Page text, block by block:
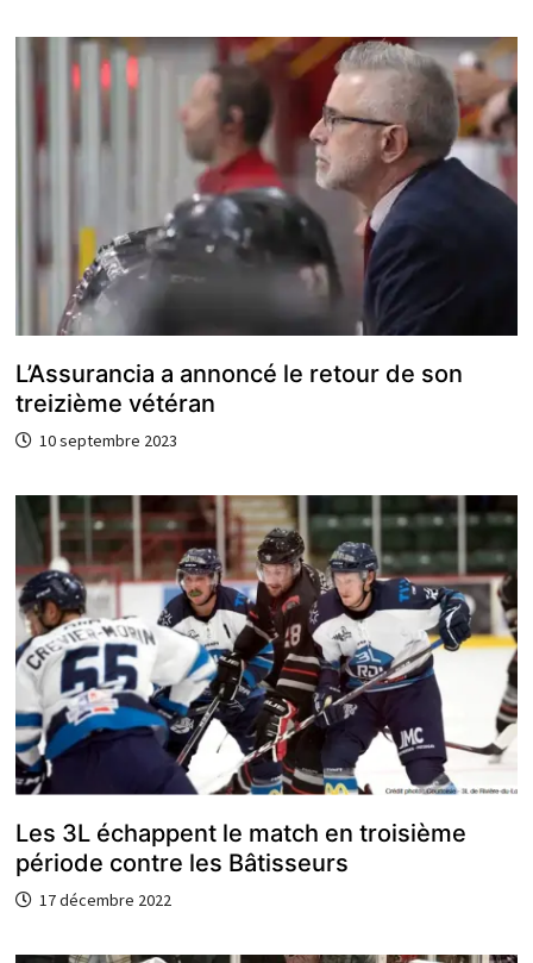
L’Assurancia a annoncé le retour de son
treizième vétéran
10 septembre 2023
Les 3L échappent le match en troisième
période contre les Bâtisseurs
17 décembre 2022